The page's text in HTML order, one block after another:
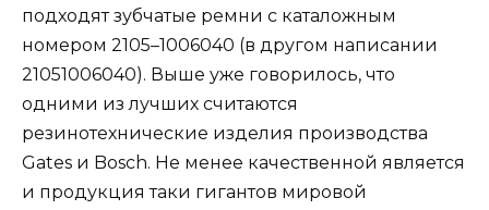
подходят зубчатые ремни с каталожным
номером 2105–1006040 (в другом написании
21051006040). Выше уже говорилось, что
одними из лучших считаются
резинотехнические изделия производства
Gates и Bosch. Не менее качественной является
и продукция таки гигантов мировой